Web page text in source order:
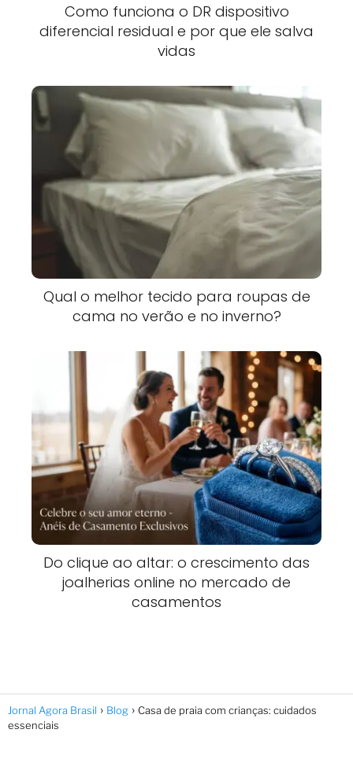
Como funciona o DR dispositivo
diferencial residual e por que ele salva
vidas
Qual o melhor tecido para roupas de
cama no verão e no inverno?
Do clique ao altar: o crescimento das
joalherias online no mercado de
casamentos
Jornal Agora Brasil Blog
Casa de praia com crianças: cuidados
essenciais